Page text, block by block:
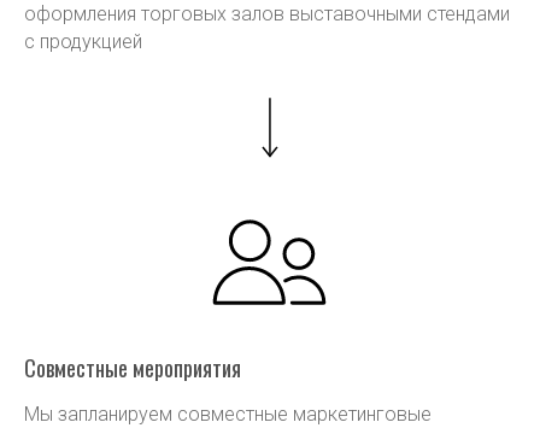
оформления торговых залов выставочными стендами
с продукцией
Совместные мероприятия
Мы запланируем совместные маркетинговые